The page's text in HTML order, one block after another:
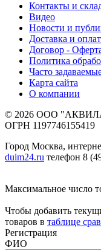
Контакты и
Видео
Новости и
Доставка и
Договор -
Политика
Часто
Карта сайта
О компании
© 2026 ООО
ОГРН 1197746155419
Город Москва,
duim24.ru телефон 8
Максимальное число
Чтобы добавить
товаров в таблице
Регистрация
ФИО